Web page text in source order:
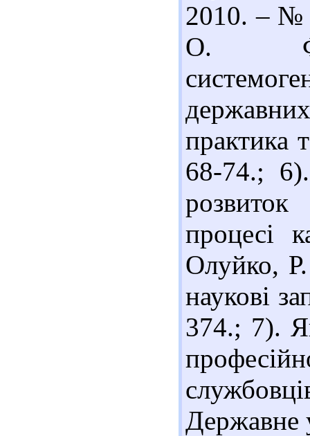
2010. – №
О.
практика
68-74.;
процесі
Олуйко,
наукові
374.; 7).
Державне